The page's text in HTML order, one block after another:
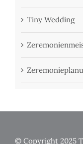
Tiny Wedding
© Copyright 2025